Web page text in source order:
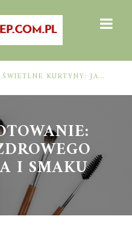
I SMAKU